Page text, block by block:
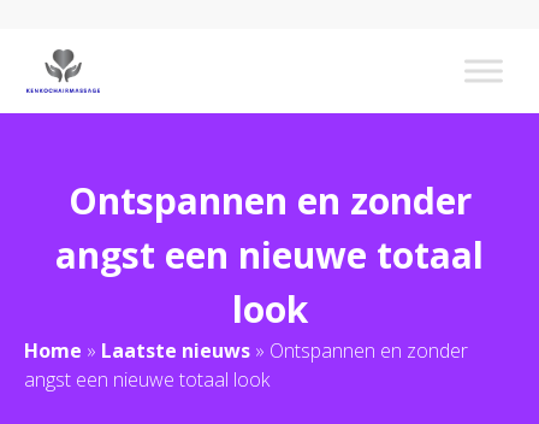
Ontspannen en zonder
angst een nieuwe totaal
look
Home » Laatste nieuws » Ontspannen en zonder
angst een nieuwe totaal look